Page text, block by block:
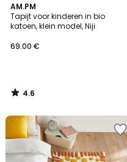
AM.PM
Tapijt voor kinderen in bio
katoen, klein model, Niji
69.00 €
4.6
/ 5
4.6
/